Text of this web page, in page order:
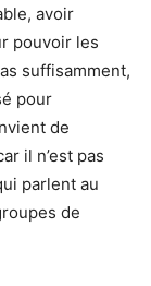
avoir
pouvoir les
suffisamment,
pour
de
il n’est pas
parlent au
de